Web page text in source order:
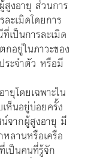
สูงอายุ ส่วนการ
ะเมิดโดยการ
เป็นการละเมิด
อยู่ในภาวะของ
ระจำตัว หรือมี
ยุโดยเฉพาะใน
ห็นอยู่บ่อยครั้ง
จากผู้สูงอายุ มี
ลานหรือเครือ
ป็นคนที่รู้จัก